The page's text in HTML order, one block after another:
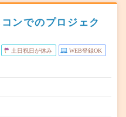
ンでのプロジェク
土日祝日が休み WEB登録OK